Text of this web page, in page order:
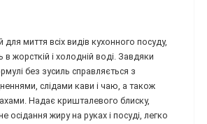
для миття всіх видів кухонного посуду,
в жорсткій і холодній воді. Завдяки
без зусиль справляється з
слідами кави і чаю, а також
Надає кришталевого блиску,
осідання жиру на руках і посуді, легко